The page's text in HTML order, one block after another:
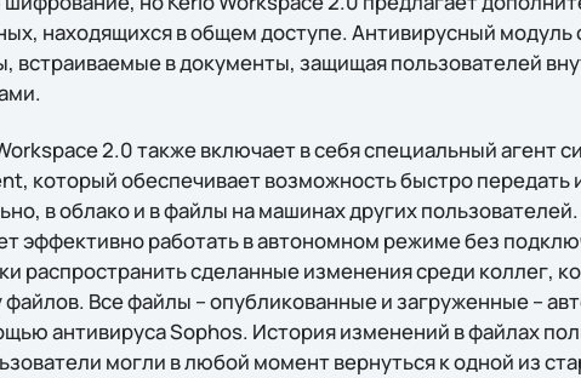
находящихся в общем доступе. Антивирусный модуль
встраиваемые в документы, защищая пользователей
2.0 также включает в себя специальный агент
который обеспечивает возможность быстро передать
в облако и в файлы на машинах других
эффективно работать в автономном режиме без
распространить сделанные изменения среди коллег,
Все файлы – опубликованные и загруженные –
антивируса Sophos. История изменений в файлах
могли в любой момент вернуться к одной из